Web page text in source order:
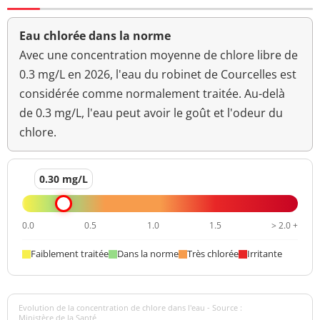
Eau chlorée dans la norme
Avec une concentration moyenne de chlore libre de
0.3 mg/L en 2026, l'eau du robinet de Courcelles est
considérée comme normalement traitée. Au-delà
de 0.3 mg/L, l'eau peut avoir le goût et l'odeur du
chlore.
0.30 mg/L
0.0 0.5 1.0 1.5 > 2.0 +
Faiblement traitée Dans la norme Très chlorée Irritante
Evolution de la concentration de chlore dans l'eau - Source :
Ministère de la Santé